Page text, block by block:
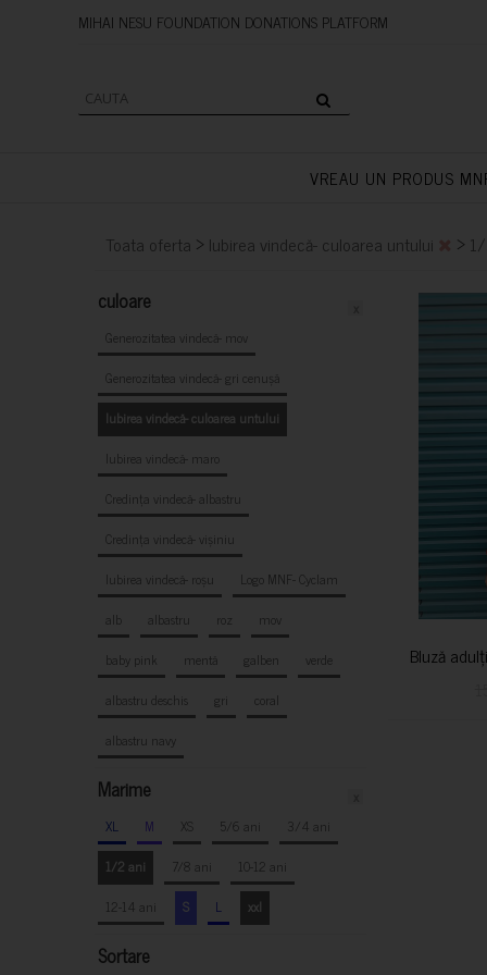
MIHAI NESU FOUNDATION
VREAU UN PRODUS
Toata oferta > Iubirea vindecă- culoarea untului >
culoare
Generozitatea vindecă- mov
Generozitatea vindecă- gri cenușă
Iubirea vindecă- culoarea untului
Iubirea vindecă- maro
Credința vindecă- albastru
Credința vindecă- vișiniu
Iubirea vindecă- roșu
Logo MNF- Cyclam
alb
albastru roz
mov
baby pink
mentă galben
verde
albastru deschis
gri
coral
albastru navy
Marime
XL M XS 5/6 ani
3/4 ani
1/2 ani
7/8 ani
10-12 ani
12-14 ani
S L xxl
Sortare
Bluză